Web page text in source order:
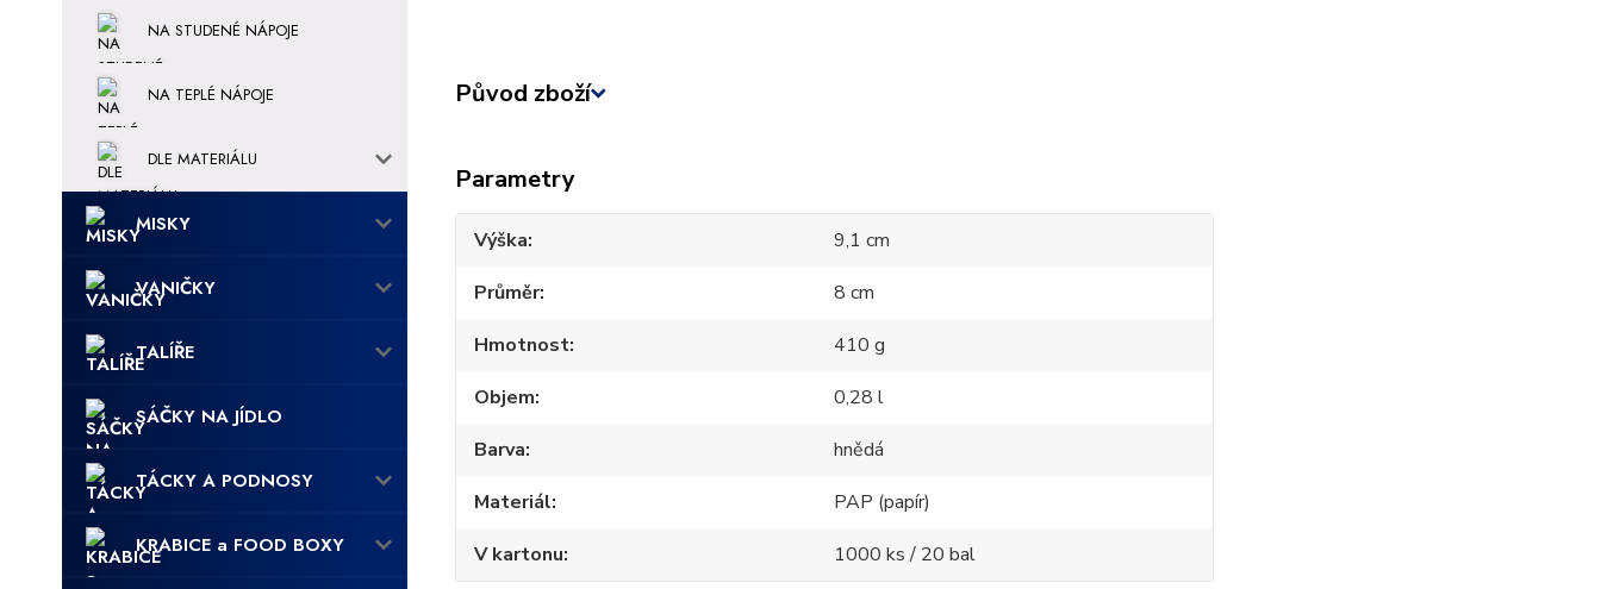
NA STUDENÉ NÁPOJE
NA TEPLÉ NÁPOJE
DLE MATERIÁLU
MISKY
VANIČKY
TALÍŘE
SÁČKY NA JÍDLO
TÁCKY A PODNOSY
KRABICE a FOOD BOXY
Původ zboží
Parametry
Výška
9,1 cm
Průměr
8 cm
Hmotnost
410 g
Objem
0,28 l
Barva
hnědá
Materiál
PAP (papír)
V kartonu
1000 ks / 20 bal